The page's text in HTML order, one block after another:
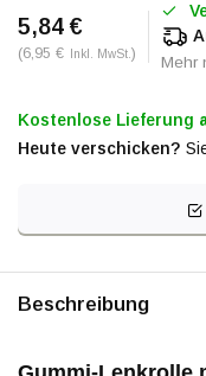
5,84 €
(6,95 € Inkl. MwSt. )
Mehr
Kostenlose Lieferung
Heute verschicken?
Beschreibung